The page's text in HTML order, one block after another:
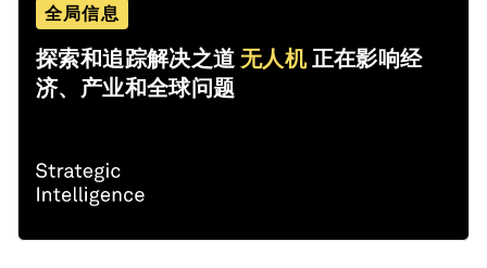
全局信息
探索和追踪解决之道 无人机正在影响经
济、产业和全球问题